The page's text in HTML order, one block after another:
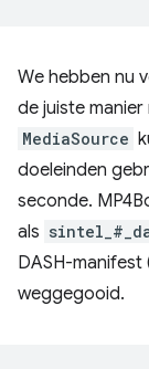
We hebben nu
de juiste manier
MediaSource
doeleinden
seconde.
als
DASH-manifest
weggegooid.